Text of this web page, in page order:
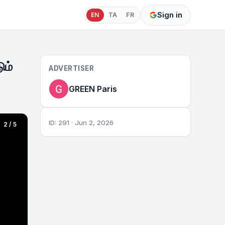
EN TA FR Sign in
2 / 5
ADVERTISER
GREEN Paris
ID: 291 · Jun 2, 2026